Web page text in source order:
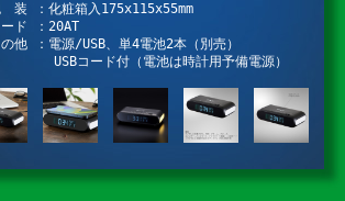
：化粧箱入175x115x55mm
ド ：20AT
他 ：電源/USB、単4電池2本（別売）
コード付（電池は時計用予備電源）